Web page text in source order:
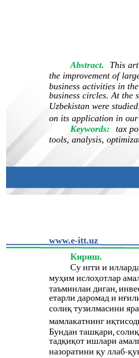
Abstract.
This
the improvement of
business activities in
business circles. At the
Uzbekistan were
on its application in our
Keywords:
tax
tools, analysis,
www.e-itt.uz
Кириш.
Су нгги и
муҳим ислоҳотлар
таъминлаи диган,
етарли даромад и
солиқ тузилмасини
мамлакатнинг
Бундан ташқари,
тадқиқот ишлари
назоратини қу ллаб-